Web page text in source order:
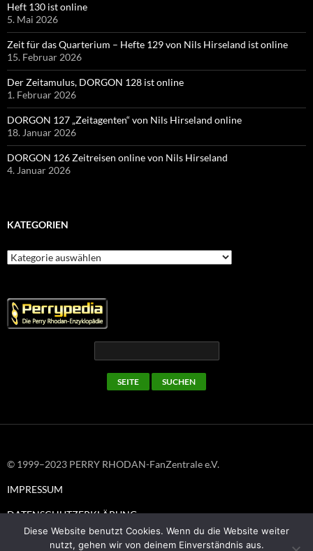
Heft 130 ist online
5. Mai 2026
Zeit für das Quarterium – Hefte 129 von Nils Hirseland ist online
15. Februar 2026
Der Zeitamulus, DORGON 128 ist online
1. Februar 2026
DORGON 127 „Zeitagenten“ von Nils Hirseland online
18. Januar 2026
DORGON 126 Zeitreisen online von Nils Hirseland
4. Januar 2026
KATEGORIEN
Kategorien
© 1999–2023 PERRY RHODAN-FanZentrale e.V.
IMPRESSUM
DATENSCHUTZERKLÄRUNG
Diese Website benutzt Cookies. Wenn du die Website weiter
nutzt, gehen wir von deinem Einverständnis aus.